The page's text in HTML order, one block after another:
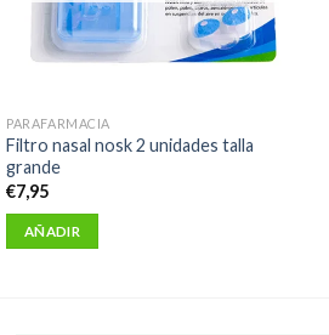
PARAFARMACIA
Filtro nasal nosk 2 unidades talla
grande
€7,95
AÑADIR